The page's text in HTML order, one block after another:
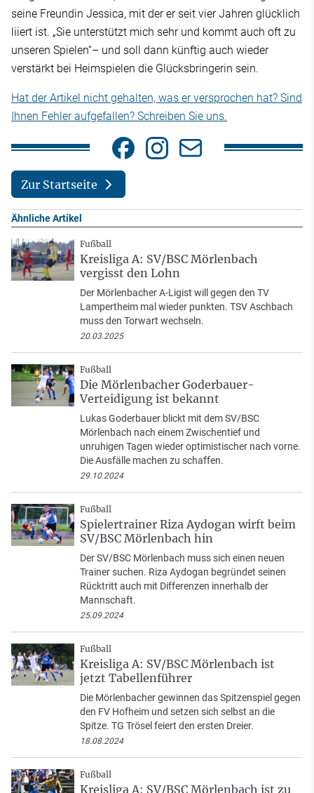
seine Freundin Jessica, mit der er seit vier Jahren glücklich
liiert ist. „Sie unterstützt mich sehr und kommt auch oft zu
unseren Spielen“– und soll dann künftig auch wieder
verstärkt bei Heimspielen die Glücksbringerin sein.
Hat der Artikel nicht gehalten, was er versprochen hat? Sind
Ihnen Fehler aufgefallen? Schreiben Sie uns.
Zur Startseite
Ähnliche Artikel
Fußball
Kreisliga A: SV/BSC Mörlenbach
vergisst den Lohn
Der Mörlenbacher A-Ligist will gegen den TV
Lampertheim mal wieder punkten. TSV Aschbach
muss den Torwart wechseln.
20.03.2025
Fußball
Die Mörlenbacher Goderbauer-
Verteidigung ist bekannt
Lukas Goderbauer blickt mit dem SV/BSC
Mörlenbach nach einem Zwischentief und
unruhigen Tagen wieder optimistischer nach vorne.
Die Ausfälle machen zu schaffen.
29.10.2024
Fußball
Spielertrainer Riza Aydogan wirft beim
SV/BSC Mörlenbach hin
Der SV/BSC Mörlenbach muss sich einen neuen
Trainer suchen. Riza Aydogan begründet seinen
Rücktritt auch mit Differenzen innerhalb der
Mannschaft.
25.09.2024
Fußball
Kreisliga A: SV/BSC Mörlenbach ist
jetzt Tabellenführer
Die Mörlenbacher gewinnen das Spitzenspiel gegen
den FV Hofheim und setzen sich selbst an die
Spitze. TG Trösel feiert den ersten Dreier.
18.08.2024
Fußball
Kreisliga A: SV/BSC Mörlenbach ist zu